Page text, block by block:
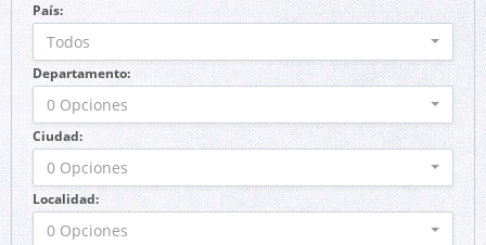
País:
Todos
Departamento:
0 Opciones
Ciudad:
0 Opciones
Localidad:
0 Opciones